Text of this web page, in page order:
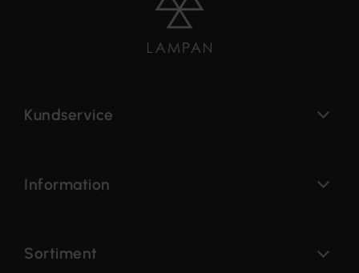
Kundservice
Information
Sortiment